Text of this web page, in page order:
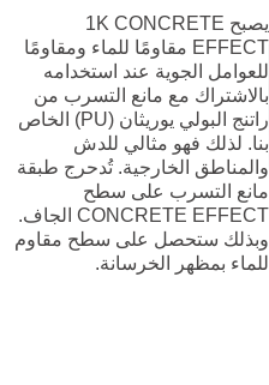
يصبح 1K CONCRETE
EFFECT مقاومًا للماء ومقاومًا
للعوامل الجوية عند استخدامه
بالاشتراك مع مانع التسرب من
راتنج البولي يوريثان (PU) الخاص
بنا. لذلك فهو مثالي للدش
والمناطق الخارجية. تُدحرج طبقة
مانع التسرب على سطح
CONCRETE EFFECT الجاف.
وبذلك ستحصل على سطح مقاوم
للماء بمظهر الخرسانة.